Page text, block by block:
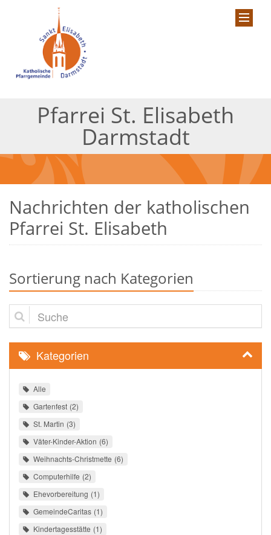
Pfarrei St. Elisabeth
Darmstadt
Nachrichten der katholischen
Pfarrei St. Elisabeth
Sortierung nach Kategorien
Suche
Kategorien
Alle
Gartenfest 2
St. Martin 3
Väter-Kinder-Aktion 6
Weihnachts-Christmette 6
Computerhilfe 2
Ehevorbereitung 1
GemeindeCaritas 1
Kindertagesstätte 1